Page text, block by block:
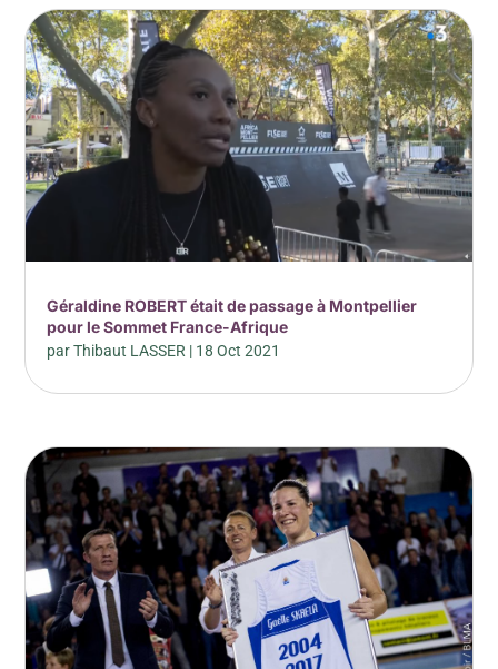
Géraldine ROBERT était de passage à Montpellier
pour le Sommet France-Afrique
parThibaut LASSER | 18 Oct 2021